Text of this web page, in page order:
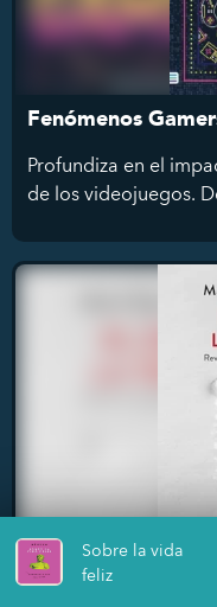
Fenómenos
Profundiza en el
de los videojuegos.
El Zen de la Terapia
Sobre la vida
feliz